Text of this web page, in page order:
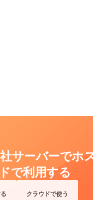
サーバーでホ
で利用する
クラウドで使う